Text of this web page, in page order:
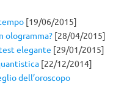
[19/06/2015]
ologramma? [28/04/2015]
elegante [29/01/2015]
[22/12/2014]
dell’oroscopo